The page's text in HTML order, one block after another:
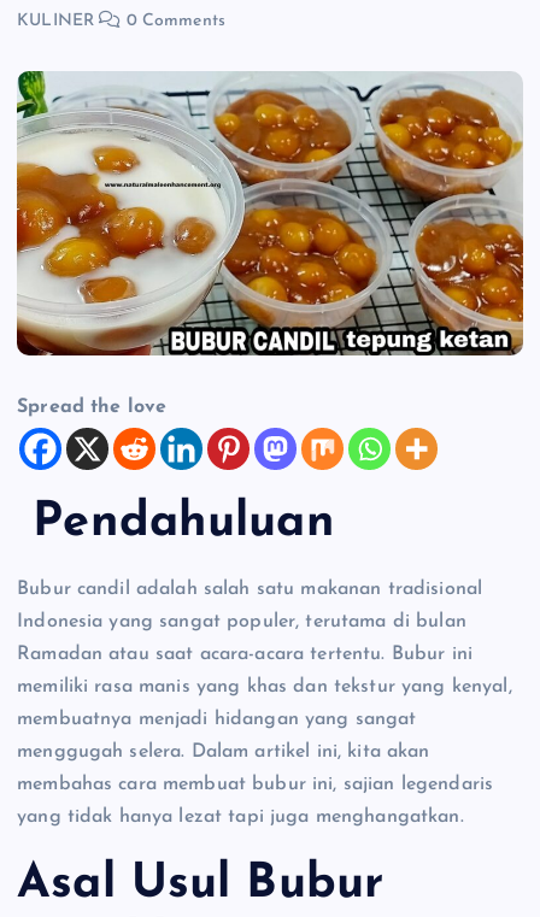
KULINER 0 Comments
Spread the love
Pendahuluan
Bubur candil adalah salah satu makanan tradisional
Indonesia yang sangat populer, terutama di bulan
Ramadan atau saat acara-acara tertentu. Bubur ini
memiliki rasa manis yang khas dan tekstur yang kenyal,
membuatnya menjadi hidangan yang sangat
menggugah selera. Dalam artikel ini, kita akan
membahas cara membuat bubur ini, sajian legendaris
yang tidak hanya lezat tapi juga menghangatkan.
Asal Usul Bubur